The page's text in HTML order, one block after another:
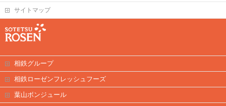
サイトマップ
相鉄グループ
相鉄ローゼンフレッシュフーズ
葉山ボンジュール